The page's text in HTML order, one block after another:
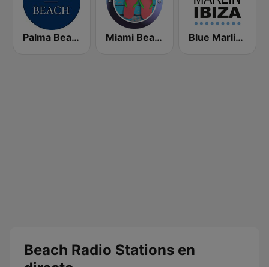
Palma Beach Radio Miami Beach Radio Blue Marlin Ibiza Radio
Beach Radio Stations en